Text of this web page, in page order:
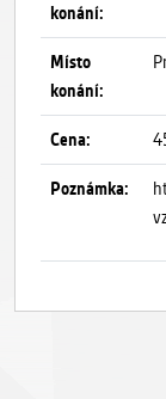
konání:
Místo
konání:
Cena:
Poznámka: